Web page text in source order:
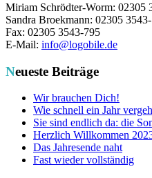
Miriam Schrödter-Worm: 02305
Sandra Broekmann: 02305
Fax: 02305 3543-795
E-Mail: info@logobile.de
Neueste Beiträge
Wir brauchen Dich!
Wie schnell ein Jahr
Sie sind endlich da: die
Herzlich Willkommen
Das Jahresende naht
Fast wieder vollständig